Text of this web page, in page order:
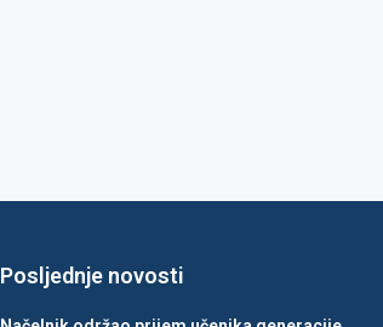
Posljednje novosti